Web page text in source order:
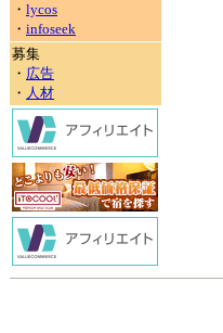
・ lycos
・ infoseek
募集
・ 広告
・ 人材